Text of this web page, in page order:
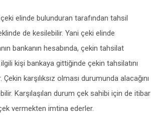
elinde bulunduran tarafından tahsil
de kesilebilir. Yani çeki elinde
bankanın hesabında, çekin tahsilat
kişi bankaya gittiğinde çekin tahsilatını
karşılıksız olması durumunda alacağını
Karşılaşılan durum çek sahibi için de itibar
vermekten imtina ederler.